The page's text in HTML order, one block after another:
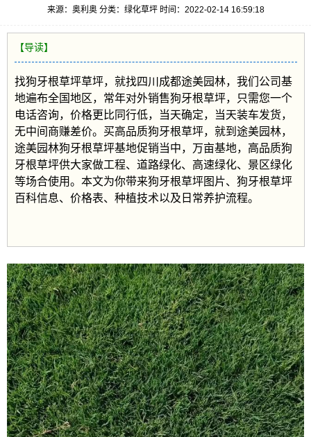
来源：奥利奥 分类：绿化草坪 时间：2022-02-14 16:59:18
【导读】
找狗牙根草坪草坪，就找四川成都途美园林，我们公司基
地遍布全国地区，常年对外销售狗牙根草坪，只需您一个
电话咨询，价格更比同行低，当天确定，当天装车发货，
无中间商赚差价。买高品质狗牙根草坪，就到途美园林，
途美园林狗牙根草坪基地促销当中，万亩基地，高品质狗
牙根草坪供大家做工程、道路绿化、高速绿化、景区绿化
等场合使用。本文为你带来狗牙根草坪图片、 狗牙根草坪
百科信息、价格表、种植技术以及日常养护流程。